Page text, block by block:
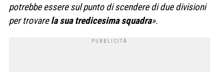
potrebbe essere sul punto di scendere di due divisioni
per trovarela sua tredicesima squadra».